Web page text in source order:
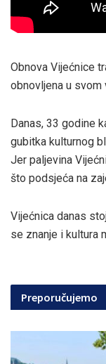
Obnova Vijećnice
obnovljena u svom
Danas, 33 godine
gubitka kulturnog
Jer paljevina
što podsjeća na
Vijećnica danas
se znanje i kultura
Preporučujemo